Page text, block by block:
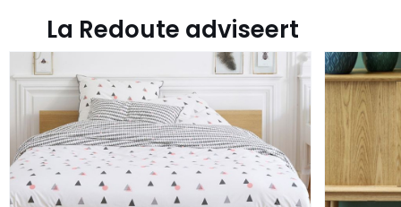
La Redoute adviseert